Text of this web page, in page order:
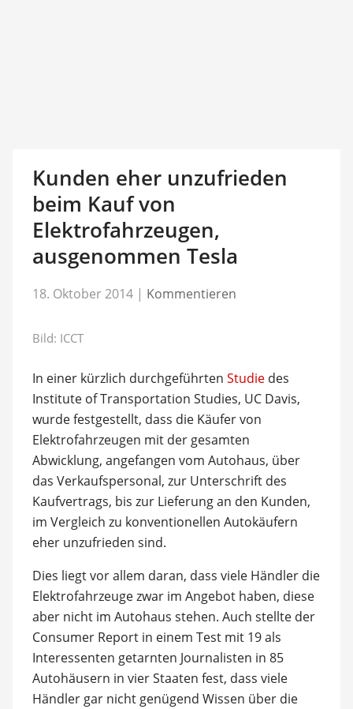
Kunden eher unzufrieden
beim Kauf von
Elektrofahrzeugen,
ausgenommen Tesla
18. Oktober 2014 | Kommentieren
Bild: ICCT
In einer kürzlich durchgeführten Studiedes
Institute of Transportation Studies, UC Davis,
wurde festgestellt, dass die Käufer von
Elektrofahrzeugen mit der gesamten
Abwicklung, angefangen vom Autohaus, über
das Verkaufspersonal, zur Unterschrift des
Kaufvertrags, bis zur Lieferung an den Kunden,
im Vergleich zu konventionellen Autokäufern
eher unzufrieden sind.
Dies liegt vor allem daran, dass viele Händler die
Elektrofahrzeuge zwar im Angebot haben, diese
aber nicht im Autohaus stehen. Auch stellte der
Consumer Report in einem Test mit 19 als
Interessenten getarnten Journalisten in 85
Autohäusern in vier Staaten fest, dass viele
Händler gar nicht genügend Wissen über die